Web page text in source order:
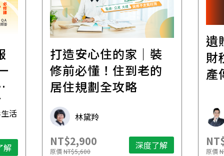
活
解
打造安心住的家｜裝
修前必懂！住到老的
居住規劃全攻略
林黛羚
NT$2,900
原價NT$5,600 深度了解
遺
財
產
原價